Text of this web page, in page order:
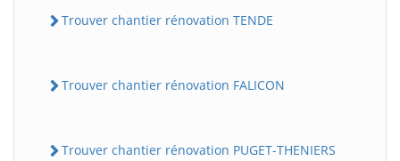
Trouver chantier rénovation TENDE
Trouver chantier rénovation FALICON
Trouver chantier rénovation PUGET-THENIERS